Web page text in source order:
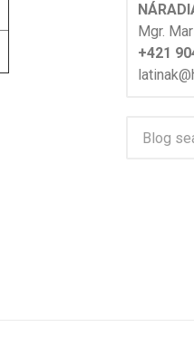
Mgr.
+421